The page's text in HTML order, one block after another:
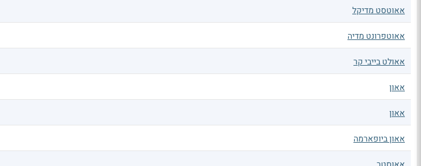
אאוטסט מדיקל
אאוטפרונט מדיה
אאולט בייבי קר
אאון
אאון
אאון ביופארמה